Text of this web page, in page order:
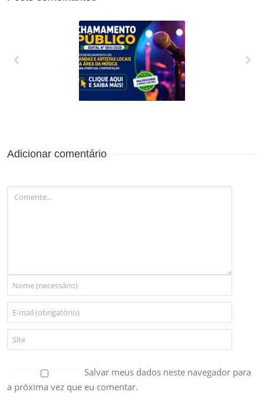
CREDENCIAMENTO
Adicionar comentário
Salvar meus dados neste navegador para
a próxima vez que eu comentar.